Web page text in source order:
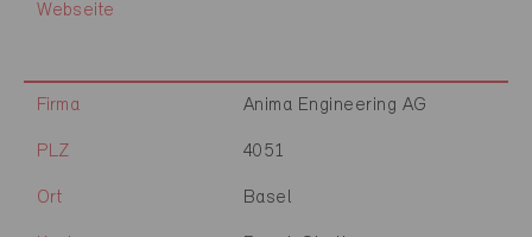
Webseite
Firma Anima Engineering AG
PLZ 4051
Ort Basel